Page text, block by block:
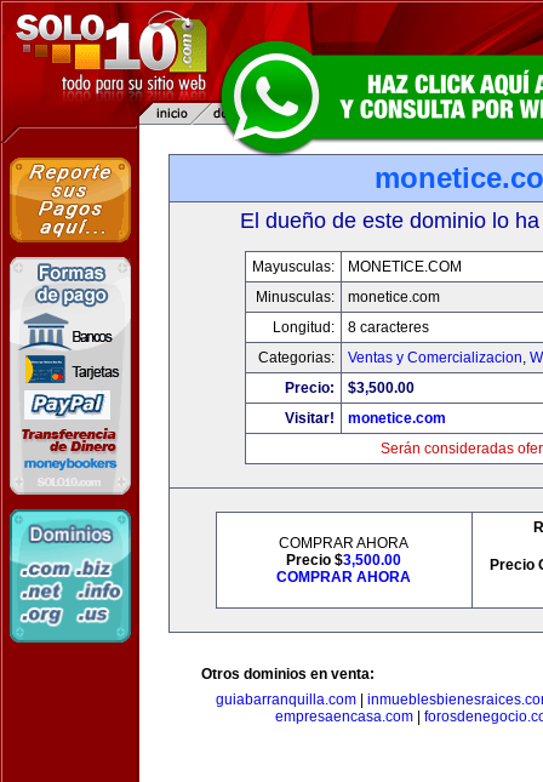
El dueño de este dominio lo
Mayusculas:
MONETICE.COM
Minusculas:
monetice.com
Longitud:
8 caracteres
Categorias:
Ventas y Comercializacion,
Precio:
$3,500.00
Visitar!
monetice.com
Serán consideradas
COMPRAR AHORA
Precio $3,500.00
COMPRAR AHORA
Precio
Otros dominios en venta:
guiabarranquilla.com|
empresaencasa.com|